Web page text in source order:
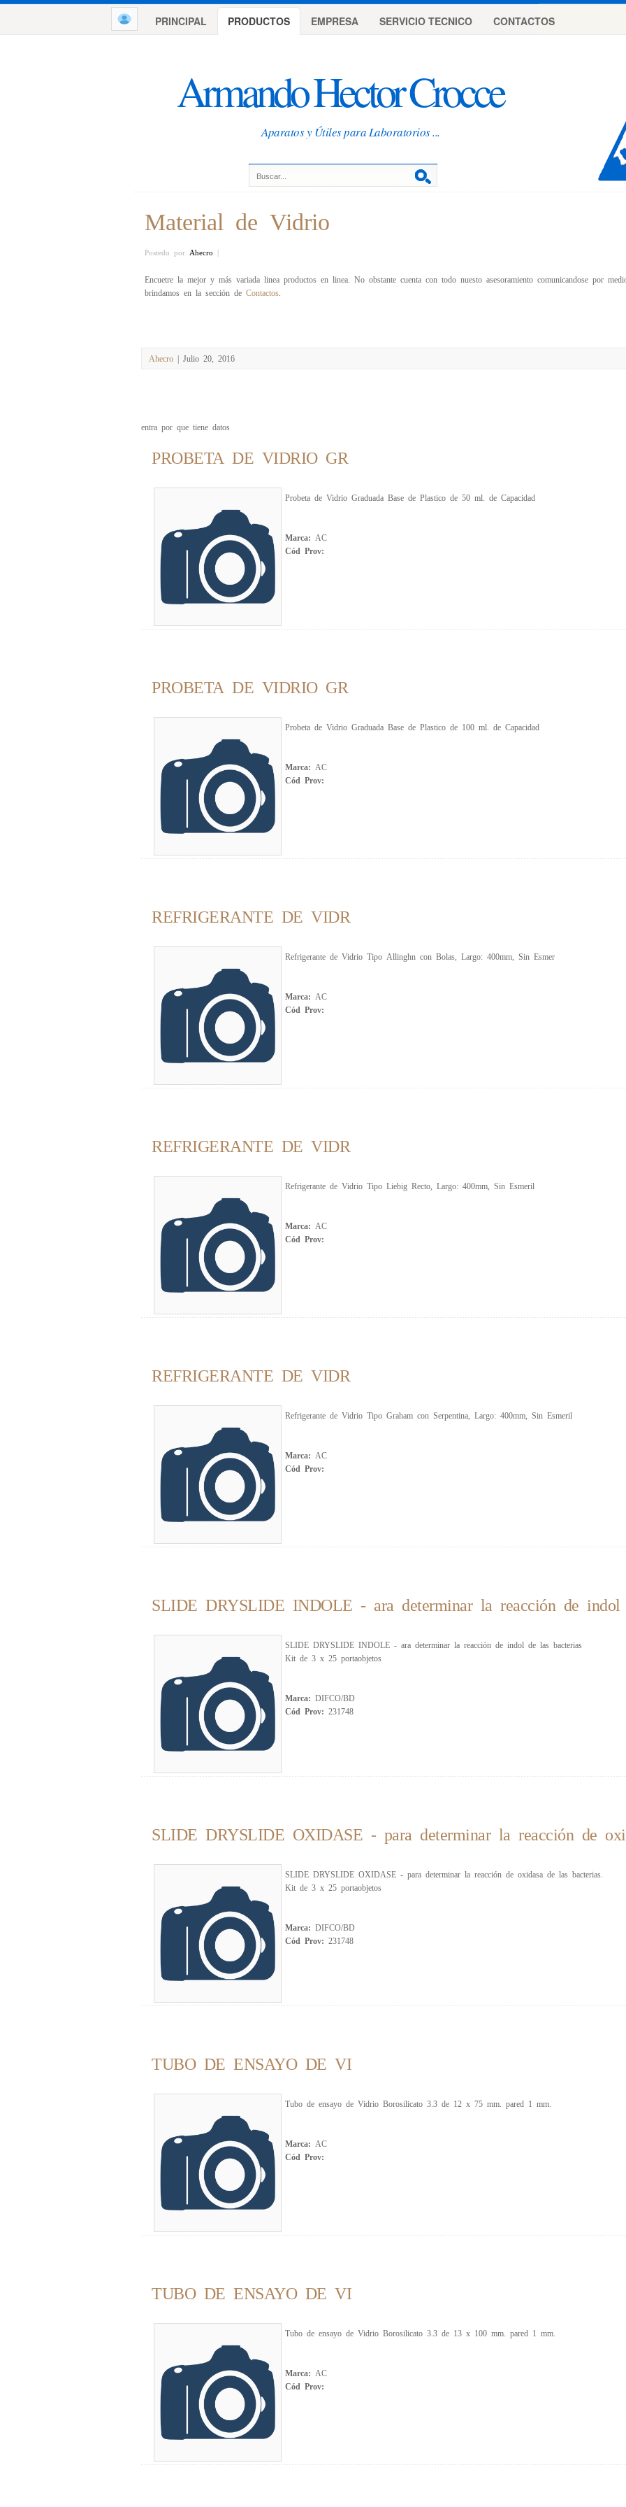
Armando Hector Crocce
Aparatos y Útiles para Laboratorios ...
PRINCIPAL PRODUCTOS EMPRESA SERVICIO TECNICO CONTACTOS
Material de Vidrio
Postedo por Ahecro |
Encuetre la mejor y más variada linea productos en linea. No obstante cuenta con todo nuesto asesoramiento comunicandose por
brindamos en la sección de Contactos
Ahecro | Julio 20, 2016
entra por que tiene datos
PROBETA DE VIDRIO GR
Probeta de Vidrio Graduada Base de Plastico de 50 ml. de Capacidad
Marca: AC
Cód Prov:
PROBETA DE VIDRIO GR
Probeta de Vidrio Graduada Base de Plastico de 100 ml. de Capacidad
Marca: AC
Cód Prov:
REFRIGERANTE DE VIDR
Refrigerante de Vidrio Tipo Allinghn con Bolas, Largo: 400mm, Sin Esmer
Marca: AC
Cód Prov:
REFRIGERANTE DE VIDR
Refrigerante de Vidrio Tipo Liebig Recto, Largo: 400mm, Sin Esmeril
Marca: AC
Cód Prov:
REFRIGERANTE DE VIDR
Refrigerante de Vidrio Tipo Graham con Serpentina, Largo: 400mm, Sin Esmeril
Marca: AC
Cód Prov:
SLIDE DRYSLIDE INDOLE - ara determinar la reacción de indol
SLIDE DRYSLIDE INDOLE - ara determinar la reacción de indol de las bacterias
Kit de 3 x 25 portaobjetos
Marca: DIFCO/BD
Cód Prov: 231748
SLIDE DRYSLIDE OXIDASE - para determinar la reacción de
SLIDE DRYSLIDE OXIDASE - para determinar la reacción de oxidasa de las bacterias.
Kit de 3 x 25 portaobjetos
Marca: DIFCO/BD
Cód Prov: 231748
TUBO DE ENSAYO DE VI
Tubo de ensayo de Vidrio Borosilicato 3.3 de 12 x 75 mm. pared 1 mm.
Marca: AC
Cód Prov:
TUBO DE ENSAYO DE VI
Tubo de ensayo de Vidrio Borosilicato 3.3 de 13 x 100 mm. pared 1 mm.
Marca: AC
Cód Prov: